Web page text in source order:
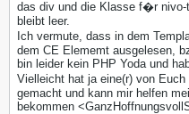
das div und die Klasse f�r nivo-
bleibt leer.
Ich vermute, dass in dem
dem CE Elememt ausgelesen,
bin leider kein PHP Yoda und
Vielleicht hat ja eine(r) von
gemacht und kann mir helfen
bekommen